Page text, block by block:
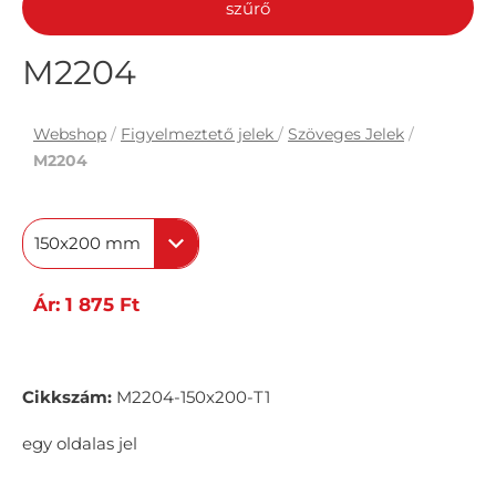
szűrő
M2204
Webshop / Figyelmeztető jelek / Szöveges Jelek /
M2204
150x200 mm
Ár: 1 875 Ft
Cikkszám: M2204-150x200-T1
egy oldalas jel